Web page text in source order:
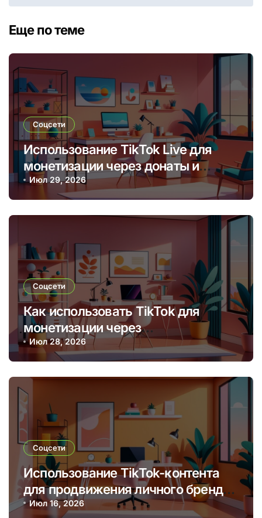
Еще по теме
Соцсети
Использование TikTok Live для
монетизации через донаты и
платные подписки
Июл 29, 2026
Соцсети
Как использовать TikTok для
монетизации через
брендированные видео и
партнерские программы
Июл 28, 2026
Соцсети
Использование TikTok-контента
для продвижения личного бренда
и монетизации через творчество
Июл 16, 2026